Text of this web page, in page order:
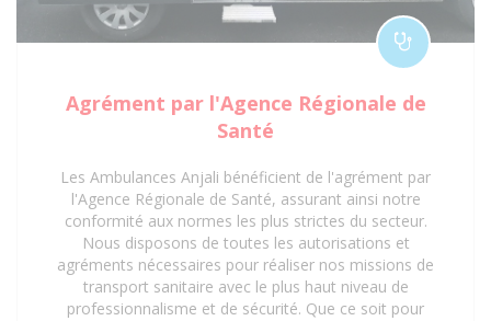
Agrément par l'Agence Régionale de
Santé
Les Ambulances Anjali bénéficient de l'agrément par
l'Agence Régionale de Santé, assurant ainsi notre
conformité aux normes les plus strictes du secteur.
Nous disposons de toutes les autorisations et
agréments nécessaires pour réaliser nos missions de
transport sanitaire avec le plus haut niveau de
professionnalisme et de sécurité. Que ce soit pour